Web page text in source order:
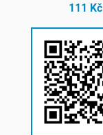
111 Kč